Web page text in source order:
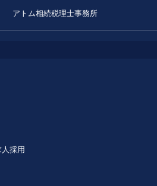
アトム相続税理士事務所
採用